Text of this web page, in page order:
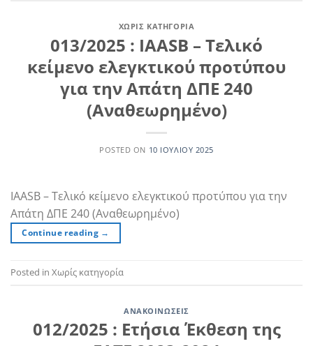
ΧΩΡΊΣ ΚΑΤΗΓΟΡΊΑ
013/2025 : IAASB – Τελικό
κείμενο ελεγκτικού προτύπου
για την Απάτη ΔΠΕ 240
(Αναθεωρημένο)
POSTED ON 10 ΙΟΥΛΊΟΥ 2025
IAASB – Τελικό κείμενο ελεγκτικού προτύπου για την
Απάτη ΔΠΕ 240 (Αναθεωρημένο)
Continue reading →
Posted in Χωρίς κατηγορία
ΑΝΑΚΟΙΝΏΣΕΙΣ
012/2025 : Ετήσια Έκθεση της